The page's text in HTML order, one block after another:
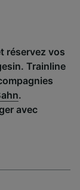
réservez vos
Trainline
.
avec